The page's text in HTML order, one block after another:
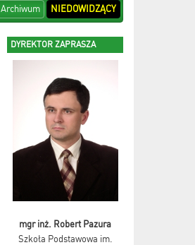
Archiwum NIEDOWIDZĄCY
DYREKTOR ZAPRASZA
mgr inż. Robert Pazura
Szkoła Podstawowa im.